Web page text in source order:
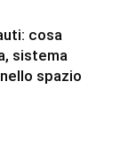
cosa
sistema
spazio